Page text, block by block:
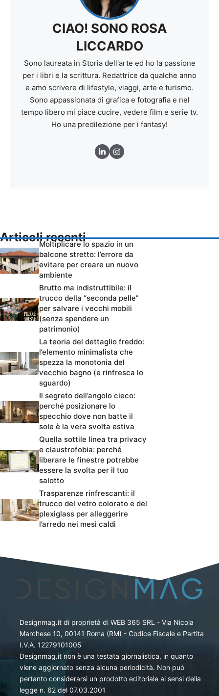
CIAO! SONO ROSA
LICCARDO
Sono laureata in Storia dell'arte ed ho la passione
per i libri e la scrittura. Redattrice da qualche anno
e amo scrivere di lifestyle, viaggi, arte e turismo.
Sono appassionata di grafica e fotografia e nel
tempo libero mi piace cucire, vedere film e serie tv.
Ho una predilezione per i fantasy!
Articoli recenti
Moltiplicare lo spazio in un
balcone stretto: l’errore da
evitare per creare un nuovo
ambiente
Brutto ma indistruttibile: il
trucco della “seconda pelle”
per salvare i vecchi mobili
(senza spendere un
patrimonio)
La teoria del dettaglio freddo:
l’elemento minimalista che
spezza la monotonia del
vecchio bagno (e rinfresca lo
sguardo)
Il segreto dell’angolo cieco:
perché posizionare lo
specchio dove non batte il
sole è la vera svolta estiva
Quella sottile linea tra privacy
e claustrofobia: perché
liberare le finestre potrebbe
essere la svolta per il tuo
salotto
Trasparenze rinfrescanti: il
trucco del vetro colorato e del
plexiglass per alleggerire
l’arredo nei mesi caldi
Designmag.it di proprietà di WEB 365 SRL - Via Nicola
Marchese 10, 00141 Roma (RM) - Codice Fiscale e Partita
I.V.A. 12279101005
Designmag.it non è una testata giornalistica, in quanto
viene aggiornato senza alcuna periodicità. Non può
pertanto considerarsi un prodotto editoriale ai sensi della
legge n. 62 del 07.03.2001